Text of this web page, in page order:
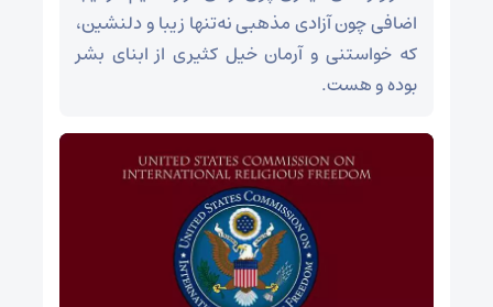
اضافی چون آزادی مذهبی نه‌تنها زیبا و دلنشین،
که خواستنی و آرمان خیل کثیری از ابنای بشر
بوده و هست.